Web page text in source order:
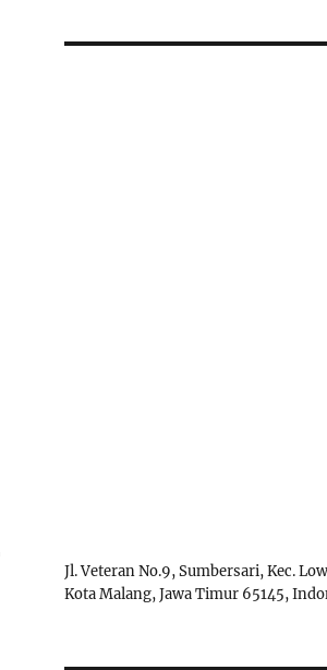
Jl. Veteran No.9, Sumbersari, Kec.
Kota Malang, Jawa Timur 65145,